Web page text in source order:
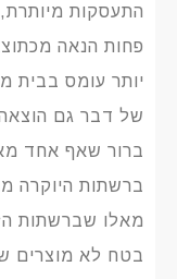
התעסקות מיותרת,
פחות הנאה
יותר עומס בבית
של דבר גם הוצאה
ברור שאף אחד
ברשתות היוקרה
מאלו שברשתות
בטח לא מוצרים